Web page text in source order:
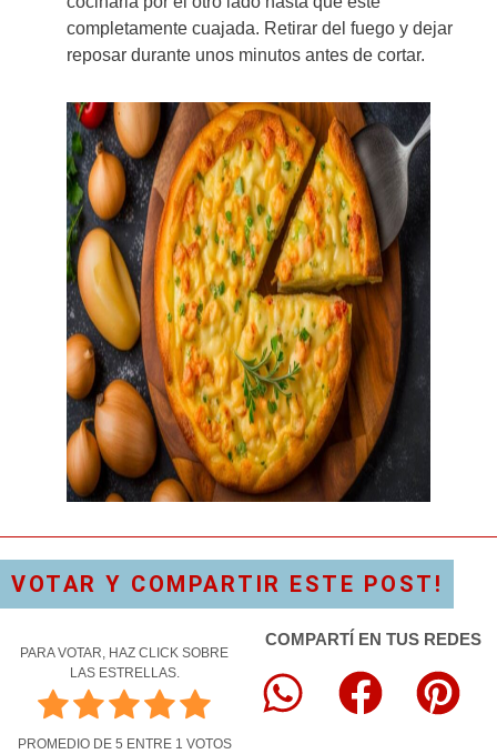
completamente cuajada. Retirar del fuego y dejar
reposar durante unos minutos antes de cortar.
VOTAR Y COMPARTIR ESTE POST!
PARA VOTAR, HAZ CLICK SOBRE
LAS ESTRELLAS.
PROMEDIO DE 5 ENTRE 1 VOTOS
COMPARTÍ EN TUS REDES